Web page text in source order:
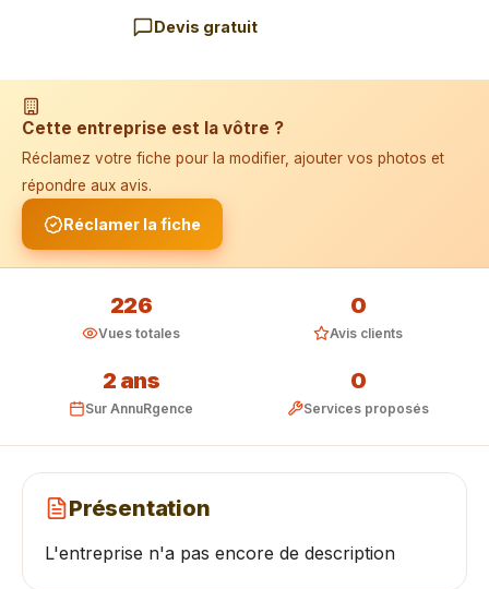
Devis gratuit
Cette entreprise est la vôtre ?
Réclamez votre fiche pour la modifier, ajouter vos photos et
répondre aux avis.
Réclamer la fiche
226
Vues totales
0
Avis clients
2 ans
Sur AnnuRgence
0
Services proposés
Présentation
L'entreprise n'a pas encore de description